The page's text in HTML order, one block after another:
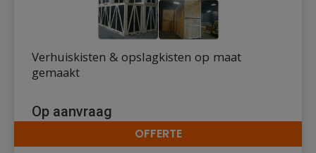
DETAILS
Verhuiskisten & opslagkisten op maat
gemaakt
Op aanvraag
OFFERTE